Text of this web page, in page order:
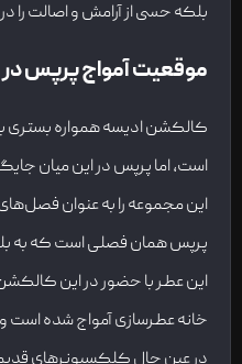
بلکه حسی از آرامش و اصالت را
موقعیت آمواج پرپس
کالکشن ادیسه همواره بستری
است، اما پرپس در این میان
این مجموعه را به عنوان
پرپس همان فصلی است که به
این عطر با حضور در این
خانه عطرسازی آمواج شده است و